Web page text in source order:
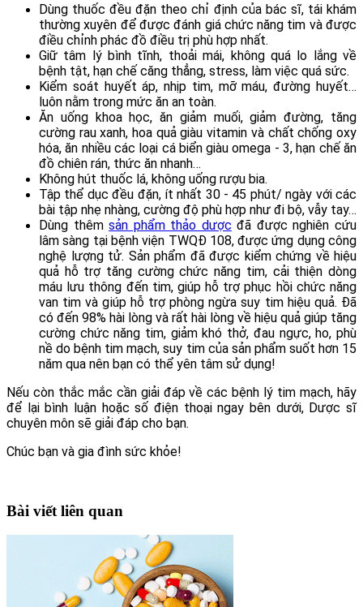
Dùng thuốc đều đặn theo chỉ định của bác sĩ, tái khám
thường xuyên để được đánh giá chức năng tim và được
điều chỉnh phác đồ điều trị phù hợp nhất.
Giữ tâm lý bình tĩnh, thoải mái, không quá lo lắng về
bệnh tật, hạn chế căng thẳng, stress, làm việc quá sức.
Kiểm soát huyết áp, nhịp tim, mỡ máu, đường huyết…
luôn nằm trong mức ăn an toàn.
Ăn uống khoa học, ăn giảm muối, giảm đường, tăng
cường rau xanh, hoa quả giàu vitamin và chất chống oxy
hóa, ăn nhiều các loại cá biển giàu omega - 3, hạn chế ăn
đồ chiên rán, thức ăn nhanh…
Không hút thuốc lá, không uống rượu bia.
Tập thể dục đều đặn, ít nhất 30 - 45 phút/ ngày với các
bài tập nhẹ nhàng, cường độ phù hợp như đi bộ, vẫy tay…
Dùng thêmsản phẩm thảo dược đã được nghiên cứu
lâm sàng tại bệnh viện TWQĐ 108, được ứng dụng công
nghệ lượng tử. Sản phẩm đã được kiểm chứng về hiệu
quả hỗ trợ tăng cường chức năng tim, cải thiện dòng
máu lưu thông đến tim, giúp hỗ trợ phục hồi chức năng
van tim và giúp hỗ trợ phòng ngừa suy tim hiệu quả. Đã
có đến 98% hài lòng và rất hài lòng về hiệu quả giúp tăng
cường chức năng tim, giảm khó thở, đau ngực, ho, phù
nề do bệnh tim mạch, suy tim của sản phẩm suốt hơn 15
năm qua nên bạn có thể yên tâm sử dụng!
Nếu còn thắc mắc cần giải đáp về các bệnh lý tim mạch, hãy
để lại bình luận hoặc số điện thoại ngay bên dưới, Dược sĩ
chuyên môn sẽ giải đáp cho bạn.
Chúc bạn và gia đình sức khỏe!
Bài viết liên quan